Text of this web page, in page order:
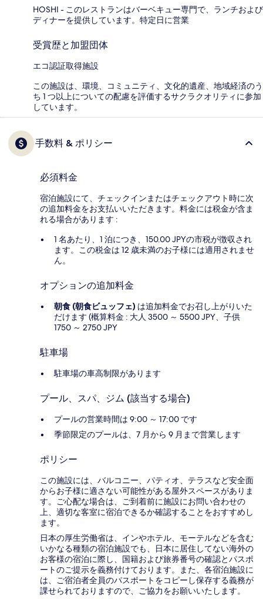
HOSHI - このレストランはバーベキュー専門で、ランチおよび
ディナーを提供しています。特定日に営業
受賞歴と加盟団体
エコ認証取得施設
この施設は、環境、コミュニティ、文化的遺産、地域経済のう
ち 1 つ以上についての配慮を評価するサクラクオリティに参加
しています。
手数料 & ポリシー
必須料金
宿泊施設にて、チェックインまたはチェックアウト時に次
の追加料金をお支払いいただきます。料金には税金が含ま
れる場合があります :
1 名あたり、1 泊につき、150.00 JPYの市税が徴収され
ます。この税金は 12 歳未満のお子様には適用されませ
ん。
オプションの追加料金
朝食 (朝食ビュッフェ) は追加料金でお召し上がりいた
だけます (概算料金 : 大人 3500 ～ 5500 JPY、子供
1750 ～ 2750 JPY
駐車場
駐車場の車高制限があります
プール、スパ、ジム (該当する場合)
プールの営業時間は 9:00 ～ 17:00 です
季節限定のプールは、7 月から 9 月まで営業します
ポリシー
この施設には、バルコニー、パティオ、テラスなど安全面
からお子様に適さない可能性がある屋外スペースがありま
す。ご心配な場合は、ご到着前に施設にお問い合わせの
上、適切な客室に宿泊できるか確認することをおすすめし
ます。
日本の厚生労働省は、インやホテル、モーテルなどを含む
いかなる種類の宿泊施設でも、日本に​居住してない海外の
お客様の宿泊に際し、国籍および旅券番号の確認とパスポ
ートのご提示を義務付け​ております。また、各宿泊施設に
は、ご宿泊者全員のパスポートをコピーし保存する義務が
課せられておりますの​で、ご協力をお願いいたします。